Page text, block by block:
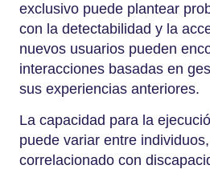
exclusivo puede plantear
con la detectabilidad y la
nuevos usuarios pueden
interacciones basadas en
sus experiencias anteriores.
La capacidad para la
puede variar entre
correlacionado con